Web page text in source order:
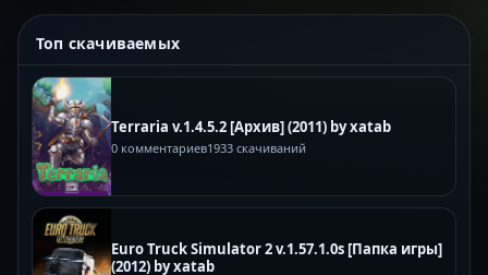
Топ скачиваемых
Terraria v.1.4.5.2 [Архив] (2011) by xatab
0 комментариев1933 скачиваний
Euro Truck Simulator 2 v.1.57.1.0s [Папка игры]
(2012) by xatab